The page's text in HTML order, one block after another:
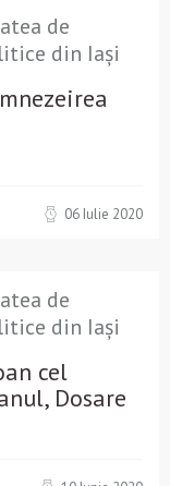
de
din Iași
06 Iulie 2020
de
din Iași
cel
Dosare